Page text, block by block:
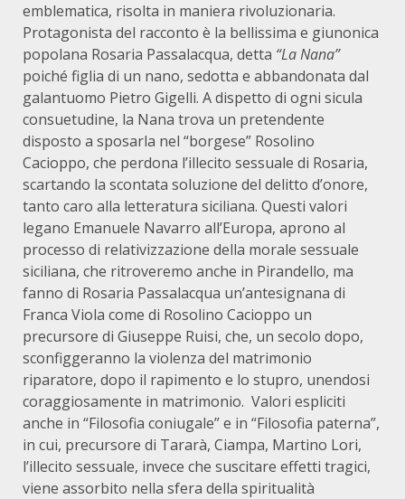
emblematica, risolta in maniera rivoluzionaria.
Protagonista del racconto è la bellissima e giunonica
popolana Rosaria Passalacqua, detta “La Nana”
poiché figlia di un nano, sedotta e abbandonata dal
galantuomo Pietro Gigelli. A dispetto di ogni sicula
consuetudine, la Nana trova un pretendente
disposto a sposarla nel “borgese” Rosolino
Cacioppo, che perdona l’illecito sessuale di Rosaria,
scartando la scontata soluzione del delitto d’onore,
tanto caro alla letteratura siciliana. Questi valori
legano Emanuele Navarro all’Europa, aprono al
processo di relativizzazione della morale sessuale
siciliana, che ritroveremo anche in Pirandello, ma
fanno di Rosaria Passalacqua un’antesignana di
Franca Viola come di Rosolino Cacioppo un
precursore di Giuseppe Ruisi, che, un secolo dopo,
sconfiggeranno la violenza del matrimonio
riparatore, dopo il rapimento e lo stupro, unendosi
coraggiosamente in matrimonio. Valori espliciti
anche in “Filosofia coniugale” e in “Filosofia paterna”,
in cui, precursore di Tararà, Ciampa, Martino Lori,
l’illecito sessuale, invece che suscitare effetti tragici,
viene assorbito nella sfera della spiritualità